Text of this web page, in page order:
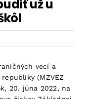
už u
vecí a
(MZVEZ
20. júna 2022, na